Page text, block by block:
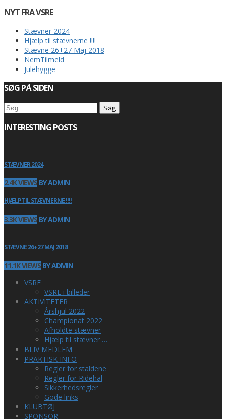
NYT FRA VSRE
Stævner 2024
Hjælp til stævnerne !!!!
Stævne 26+27 Maj 2018
NemTilmeld
Julehygge
SØG PÅ SIDEN
Søg
efter:
INTERESTING POSTS
STÆVNER 2024
2.4K VIEWS BY ADMIN
HJÆLP TIL STÆVNERNE !!!!
3.3K VIEWS BY ADMIN
STÆVNE 26+27 MAJ 2018
11.1K VIEWS BY ADMIN
VSRE
VSRE i billeder
AKTIVITETER
Årshjul 2022
Championat 2022
Afholdte stævner
Hjælp til stævner …
BLIV MEDLEM
PRAKTISK INFO
Regler for staldene
Regler for Ridehal
Sikkerhedsregler
Gode links
KLUBTØJ
SPONSOR